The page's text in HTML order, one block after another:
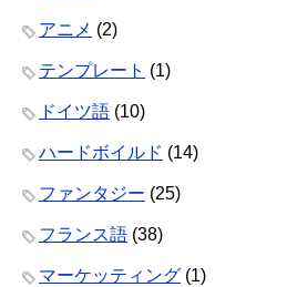
アニメ (2)
テンプレート (1)
ドイツ語 (10)
ハードボイルド (14)
ファンタジー (25)
フランス語 (38)
マーケッティング (1)